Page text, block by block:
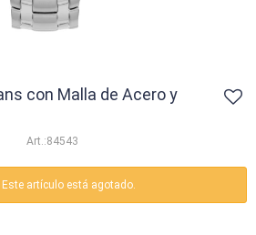
con Malla de Acero y
84543
Este artículo está agotado.